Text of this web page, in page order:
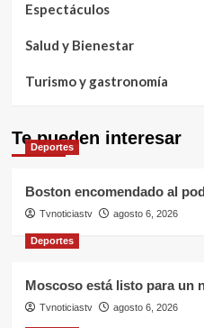
Espectáculos
Salud y Bienestar
Turismo y gastronomía
Te pueden interesar
Deportes
Boston encomendado al
Tvnoticiastv agosto 6, 2026
Deportes
Moscoso está listo para un
Tvnoticiastv agosto 6, 2026